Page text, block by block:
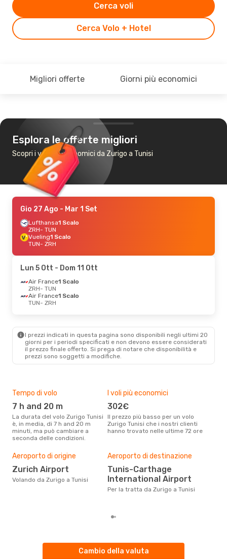
Cerca Volo + Hotel
Cerca voli
Migliori offerte Giorni più economici
Esplora le offerte migliori
Scopri i voli più economici da Zurigo a Tunisi
Gio 27 Ago - Mar 1 Set
Lufthansa1 Scalo
ZRH- TUN
Vueling1 Scalo
TUN- ZRH
Lun 5 Ott - Dom 11 Ott
Air France1 Scalo
ZRH- TUN
Air France1 Scalo
TUN- ZRH
I prezzi indicati in questa pagina sono disponibili negli ultimi 20
giorni per i periodi specificati e non devono essere considerati
il ​​prezzo finale offerto. Si prega di notare che disponibilità e
prezzi sono soggetti a modifiche.
Tempo di volo
7 h and 20 m
La durata del volo Zurigo Tunisi
è, in media, di 7 h and 20 m
minuti, ma può cambiare a
seconda delle condizioni.
I voli più economici
302€
Il prezzo più basso per un volo
Zurigo Tunisi che i nostri clienti
hanno trovato nelle ultime 72 ore
Aeroporto di origine
Zurich Airport
Volando da Zurigo a Tunisi
Aeroporto di destinazione
Tunis-Carthage
International Airport
Per la tratta da Zurigo a Tunisi
Cambio della valuta